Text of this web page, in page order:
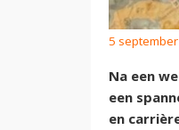
5
Na een
een
en